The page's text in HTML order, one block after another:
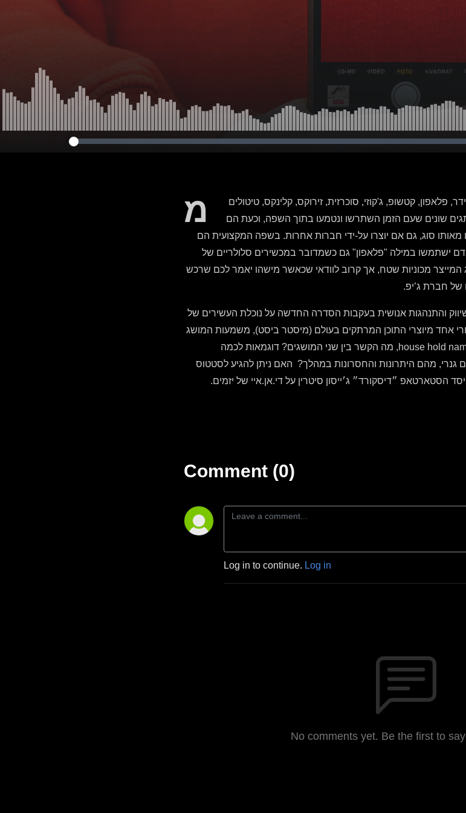
מ
פלאפון, קטשופ, ג'קוזי, סוכרזית, זירוקס, קלינקס, טיטולים
שונים שעם הזמן השתרשו ונטמעו בתוך השפה, וכעת הם
סוג, גם אם יוצרו על-ידי חברות אחרות. בשפה המקצועית הם
ישתמשו במילה "פלאפון" גם כשמדובר במכשירים סלולריים של
מכוניות שטח, אך קרוב לוודאי שכאשר מישהו יאמר לכם שרכש
של חברת ג’יפ.
והתנהגות אנושית בעקבות הסדרה החדשה על נוכלת העשירים של
אחד מיוצרי התוכן המרתקים בעולם (מיסטר ביסט), משמעות המושג
״שם גנרי״ במיתוג, משמעות המושג house hold name, מה הקשר בין שני המושגים? דוגמאות לכמה
גנרי, מהם היתרונות והחסרונות במהלך? האם ניתן להגיע לסטטוס
הסטארטאפ ״דיסקורד״ ג׳ייסון סיטרין על די.אן.איי של יזמים.
Comment (0)
Log in to continue. Log in
No comments yet. Be the first to